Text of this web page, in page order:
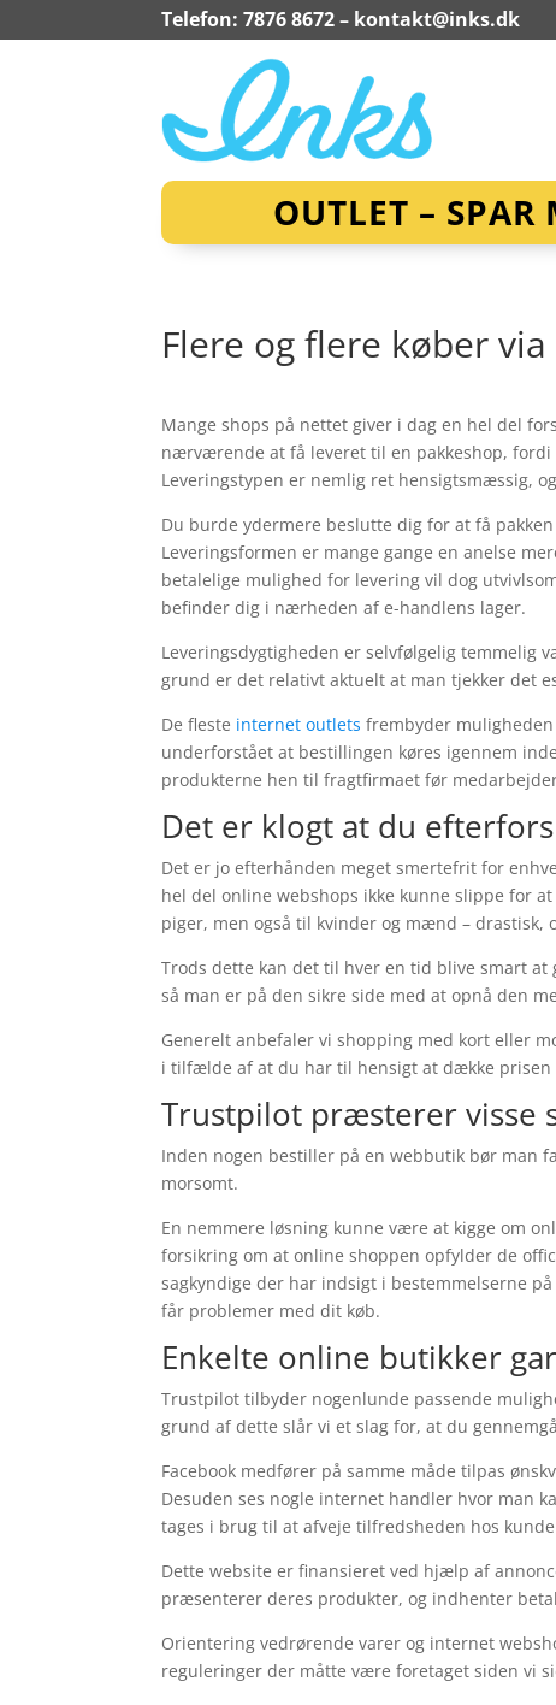
Telefon: 7876 8672 – kontakt@inks.dk
OUTLET – SPAR
Flere og flere køber
Mange shops på nettet giver i dag en hel del
nærværende at få leveret til en pakkeshop,
Leveringstypen er nemlig ret hensigtsmæssig,
Du burde ydermere beslutte dig for at få
Leveringsformen er mange gange en anelse
betalelige mulighed for levering vil dog
befinder dig i nærheden af e-handlens lager.
Leveringsdygtigheden er selvfølgelig temmelig
grund er det relativt aktuelt at man tjekker det
De fleste internet outlets frembyder
underforstået at bestillingen køres igennem
produkterne hen til fragtfirmaet før
Det er klogt at du
Det er jo efterhånden meget smertefrit for
hel del online webshops ikke kunne slippe for
piger, men også til kvinder og mænd – drastisk,
Trods dette kan det til hver en tid blive smart
så man er på den sikre side med at opnå den
Generelt anbefaler vi shopping med kort eller
i tilfælde af at du har til hensigt at dække prisen
Trustpilot præsterer visse
Inden nogen bestiller på en webbutik bør man
morsomt.
En nemmere løsning kunne være at kigge om
forsikring om at online shoppen opfylder de
sagkyndige der har indsigt i bestemmelserne
får problemer med dit køb.
Enkelte online butikker
Trustpilot tilbyder nogenlunde passende
grund af dette slår vi et slag for, at du
Facebook medfører på samme måde tilpas
Desuden ses nogle internet handler hvor man
tages i brug til at afveje tilfredsheden hos
Dette website er finansieret ved hjælp af
præsenterer deres produkter, og indhenter
Orientering vedrørende varer og internet
reguleringer der måtte være foretaget siden vi